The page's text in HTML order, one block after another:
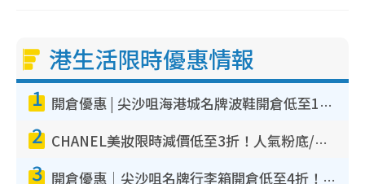
港生活限時優惠情報
1 開倉優惠 | 尖沙咀海港城名牌波鞋開倉低至1折！On鞋$899起／Joy&Peace鞋履$98起
2 CHANEL美妝限時減價低至3折！人氣粉底/唇膏/精華液低至$275！COCO香水都有平
3